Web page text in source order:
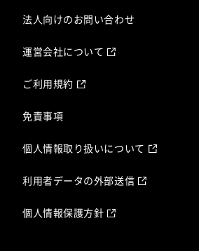
法人向けのお問い合わせ
運営会社について
ご利用規約
免責事項
個人情報取り扱いについて
利用者データの外部送信
個人情報保護方針